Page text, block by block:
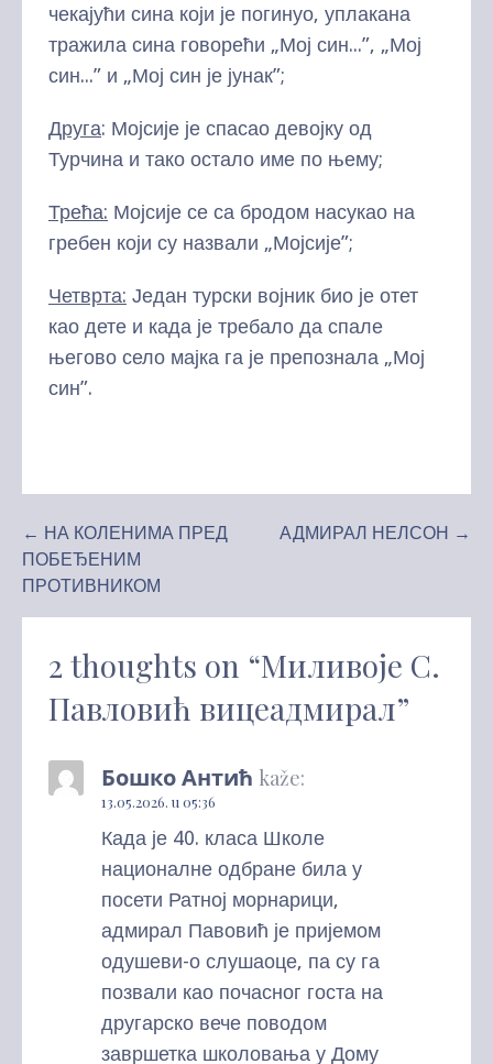
чекајући сина који је погинуо, уплакана
тражила сина говорећи „Мој син...”, „Мој
син...” и „Мој син је јунак”;
Друга: Мојсије је спасао девојку од
Турчина и тако остало име по њему;
Трећа: Мојсије се са бродом насукао на
гребен који су назвали „Мојсије”;
Четврта: Један турски војник био је отет
као дете и када је требало да спале
његово село мајка га је препознала „Мој
син”.
Kretanje
članka
← НА КОЛЕНИМА ПРЕД
ПОБЕЂЕНИМ
ПРОТИВНИКОМ
АДМИРАЛ НЕЛСОН →
2 thoughts on “Миливоје С.
Павловић вицеадмирал”
Бошко Антић kaže:
13.05.2026. u 05:36
Када је 40. класа Школе
националне одбране била у
посети Ратној морнарици,
адмирал Павовић је пријемом
одушеви-о слушаоце, па су га
позвали као почасног госта на
другарско вече поводом
завршетка школовања у Дому